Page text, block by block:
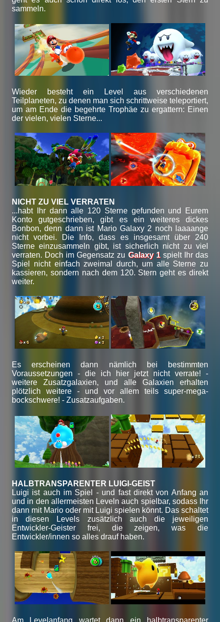
sammeln.
Wieder besteht ein Level aus verschiedenen
Teilplaneten, zu denen man sich schrittweise teleportiert,
um am Ende die begehrte Trophäe zu ergattern: Einen
der vielen, vielen Sterne...
NICHT ZU VIEL VERRATEN
...habt Ihr dann alle 120 Sterne gefunden und Eurem
Konto gutgeschrieben, gibt es ein weiteres dickes
Bonbon, denn dann ist Mario Galaxy 2 noch laaaange
nicht vorbei. Die Info, dass es insgesamt über 240
Sterne einzusammeln gibt, ist sicherlich nicht zu viel
verraten. Doch im Gegensatz zu Galaxy 1spielt Ihr das
Spiel nicht einfach zweimal durch, um alle Sterne zu
kassieren, sondern nach dem 120. Stern geht es direkt
weiter.
Es erscheinen dann nämlich bei bestimmten
Voraussetzungen - die ich hier jetzt nicht verrate! -
weitere Zusatzgalaxien, und alle Galaxien erhalten
plötzlich weitere - und vor allem teils super-mega-
bockschwere! - Zusatzaufgaben.
HALBTRANSPARENTER LUIGI-GEIST
Luigi ist auch im Spiel - und fast direkt von Anfang an
und in den allermeisten Leveln auch spielbar, sodass Ihr
dann mit Mario oder mit Luigi spielen könnt. Das schaltet
in diesen Levels zusätzlich auch die jeweiligen
Entwickler-Geister frei, die zeigen, was die
Entwickler/innen so alles drauf haben.